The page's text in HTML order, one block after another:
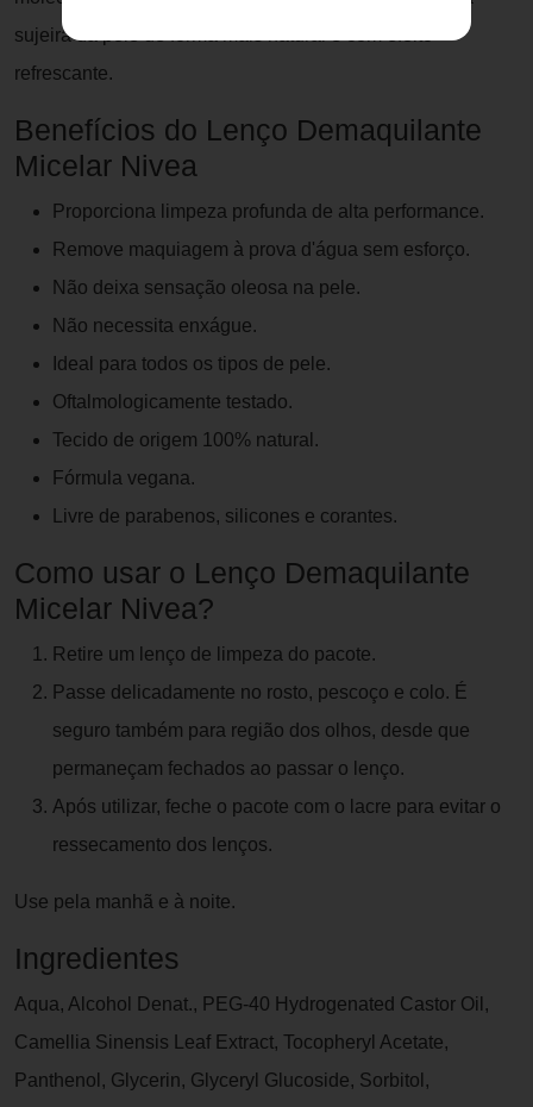
sujeira da pele de forma mais natural e com efeito
refrescante.
Benefícios do Lenço Demaquilante
Micelar Nivea
Proporciona limpeza profunda de alta performance.
Remove maquiagem à prova d'água sem esforço.
Não deixa sensação oleosa na pele.
Não necessita enxágue.
Ideal para todos os tipos de pele.
Oftalmologicamente testado.
Tecido de origem 100% natural.
Fórmula vegana.
Livre de parabenos, silicones e corantes.
Como usar o Lenço Demaquilante
Micelar Nivea?
Retire um lenço de limpeza do pacote.
Passe delicadamente no rosto, pescoço e colo. É
seguro também para região dos olhos, desde que
permaneçam fechados ao passar o lenço.
Após utilizar, feche o pacote com o lacre para evitar o
ressecamento dos lenços.
Use pela manhã e à noite.
Ingredientes
Aqua, Alcohol Denat., PEG-40 Hydrogenated Castor Oil,
Camellia Sinensis Leaf Extract, Tocopheryl Acetate,
Panthenol, Glycerin, Glyceryl Glucoside, Sorbitol,